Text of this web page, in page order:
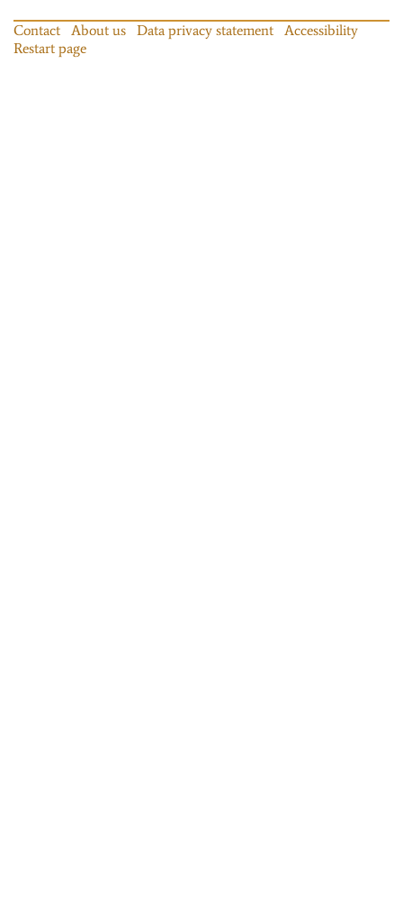
Contact About us Data privacy statement
Accessibility
Restart page